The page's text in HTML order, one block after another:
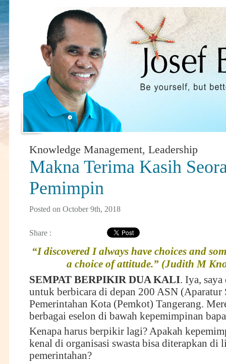
Knowledge Management, Leadership
Makna Terima Kasih
Pemimpin
Posted on October 9th, 2018
Share :
“I discovered I always have choices and
a choice of attitude.” (Judith M
SEMPAT BERPIKIR DUA KALI. Iya,
untuk berbicara di depan 200 ASN
Pemerintahan Kota (Pemkot) Tangerang.
berbagai eselon di bawah kepemimpinan
Kenapa harus berpikir lagi? Apakah
kenal di organisasi swasta bisa diterapkan di
pemerintahan?